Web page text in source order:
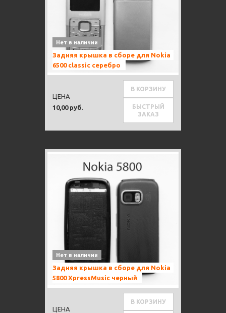
Нет в наличии
Задняя крышка в сборе для Nokia
6500 classic серебро
10,00 руб.
ЦЕНА
В КОРЗИНУ
БЫСТРЫЙ
ЗАКАЗ
Нет в наличии
Задняя крышка в сборе для Nokia
5800 XpressMusic черный
ЦЕНА
В КОРЗИНУ